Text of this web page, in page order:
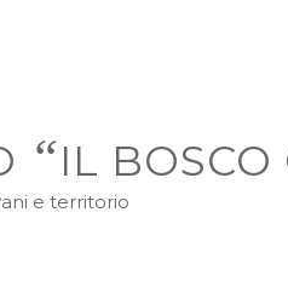
“IL BOSCO
e territorio